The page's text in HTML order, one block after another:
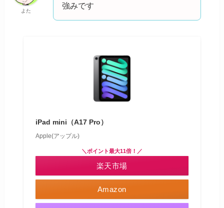
よた
強みです
iPad mini（A17 Pro）
Apple(アップル)
Amazon
＼ポイント最大11倍！／
楽天市場